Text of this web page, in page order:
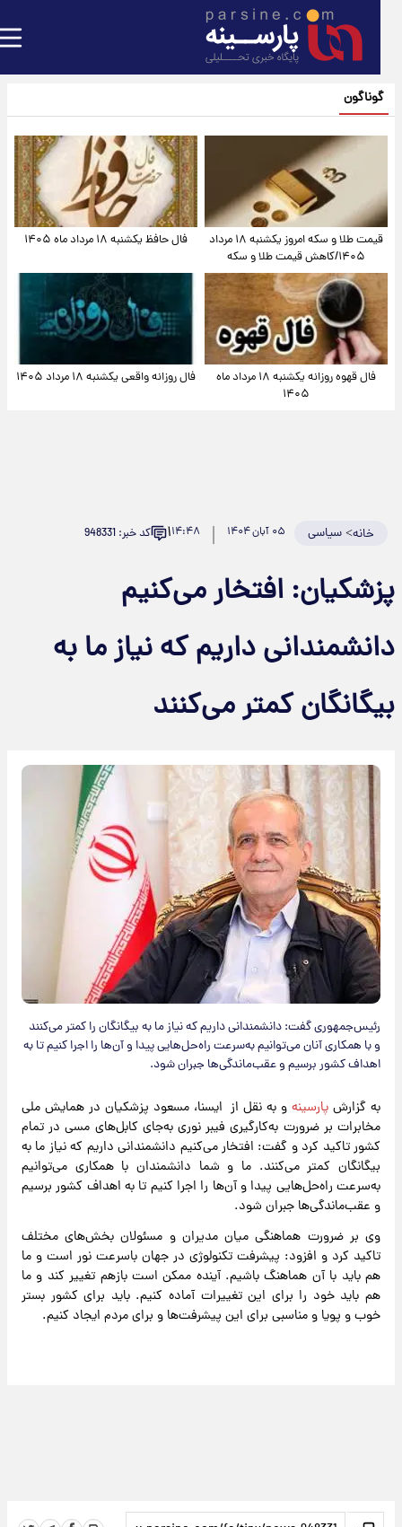
گوناگون
قیمت طلا و سکه امروز یکشنبه ۱۸ مرداد
۱۴۰۵/کاهش قیمت طلا و سکه
فال حافظ یکشنبه ۱۸ مرداد ماه ۱۴۰۵
فال قهوه روزانه یکشنبه ۱۸ مرداد ماه
۱۴۰۵
فال روزانه واقعی یکشنبه ۱۸ مرداد ۱۴۰۵
خانه>سیاسی ۰۵ آبان ۱۴۰۴ ۱۴:۴۸۱ کد خبر: 948331
افتخار می‌کنیم
داریم که نیاز ما به
کمتر می‌کنند
رئیس‌جمهوری گفت: دانشمندانی داریم که نیاز ما به بیگانگان را کمتر می‌کنند
و با همکاری آنان می‌توانیم به‌سرعت راه‌حل‌هایی پیدا و آن‌ها را اجرا کنیم تا به
اهداف کشور برسیم و عقب‌ماندگی‌ها جبران شود.
به گزارشپارسینهو به نقل از ایسنا، مسعود پزشکیان در همایش ملی
مخابرات بر ضرورت به‌کارگیری فیبر نوری به‌جای کابل‌های مسی در تمام
کشور تاکید کرد و گفت: افتخار می‌کنیم دانشمندانی داریم که نیاز ما به
بیگانگان کمتر می‌کنند. ما و شما دانشمندان با همکاری می‌توانیم
به‌سرعت راه‌حل‌هایی پیدا و آن‌ها را اجرا کنیم تا به اهداف کشور برسیم
و عقب‌ماندگی‌ها جبران شود.
وی بر ضرورت هماهنگی میان مدیران و مسئولان بخش‌های مختلف
تاکید کرد و افزود: پیشرفت تکنولوژی در جهان باسرعت نور است و ما
هم باید با آن هماهنگ باشیم. آینده ممکن است بازهم تغییر کند و ما
هم باید خود را برای این تغییرات آماده کنیم. باید برای کشور بستر
خوب و پویا و مناسبی برای این پیشرفت‌ها و برای مردم ایجاد کنیم.